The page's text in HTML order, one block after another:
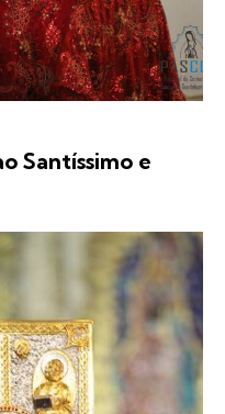
Santíssimo e